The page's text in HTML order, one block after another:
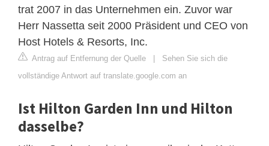
trat 2007 in das Unternehmen ein. Zuvor war
Herr Nassetta seit 2000 Präsident und CEO von
Host Hotels & Resorts, Inc.
Antrag auf Entfernung der Quelle | Sehen Sie sich die
vollständige Antwort auf translate.google.com an
Ist Hilton Garden Inn und Hilton
dasselbe?